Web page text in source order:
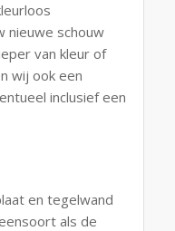
nieuwe schouw
van kleur of
wij ook een
inclusief een
en tegelwand
als de